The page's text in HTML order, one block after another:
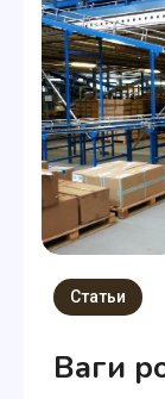
Статьи
Ваги